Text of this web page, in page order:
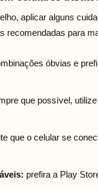
aplicar alguns
recomendadas para
óbvias e
que possível,
que o celular se
prefira a Play